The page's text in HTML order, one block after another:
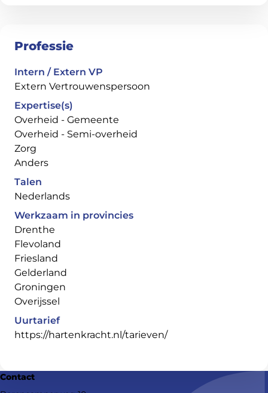
Professie
Intern / Extern VP
Extern Vertrouwenspersoon
Expertise(s)
Overheid - Gemeente
Overheid - Semi-overheid
Zorg
Anders
Talen
Nederlands
Werkzaam in provincies
Drenthe
Flevoland
Friesland
Gelderland
Groningen
Overijssel
Uurtarief
https://hartenkracht.nl/tarieven/
Contact